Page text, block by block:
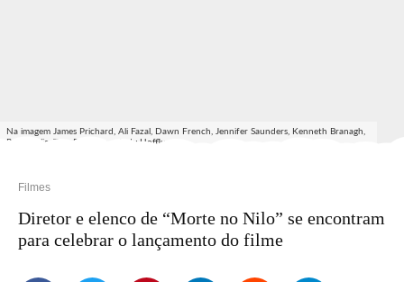
Na imagem James Prichard, Ali Fazal, Dawn French, Jennifer Saunders, Kenneth Branagh,
Rose Leslie, Tom Bateman e Judy Hofflund
Filmes
Diretor e elenco de “Morte no Nilo” se encontram
para celebrar o lançamento do filme